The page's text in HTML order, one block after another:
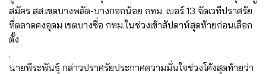
สมัคร สส.เขตบางพลัด-บางกอกน้อย กทม. เบอร์ 13 จัดเวทีปราศรัย
ที่ตลาดคงอุดม เขตบางซื่อ กทม.ในช่วงเข้าสัปดาห์สุดท้ายก่อนเลือก
ตั้ง
.
นายพีระพันธุ์ กล่าวปราศรัยประกาศความมั่นใจช่วงโค้งสุดท้ายว่า